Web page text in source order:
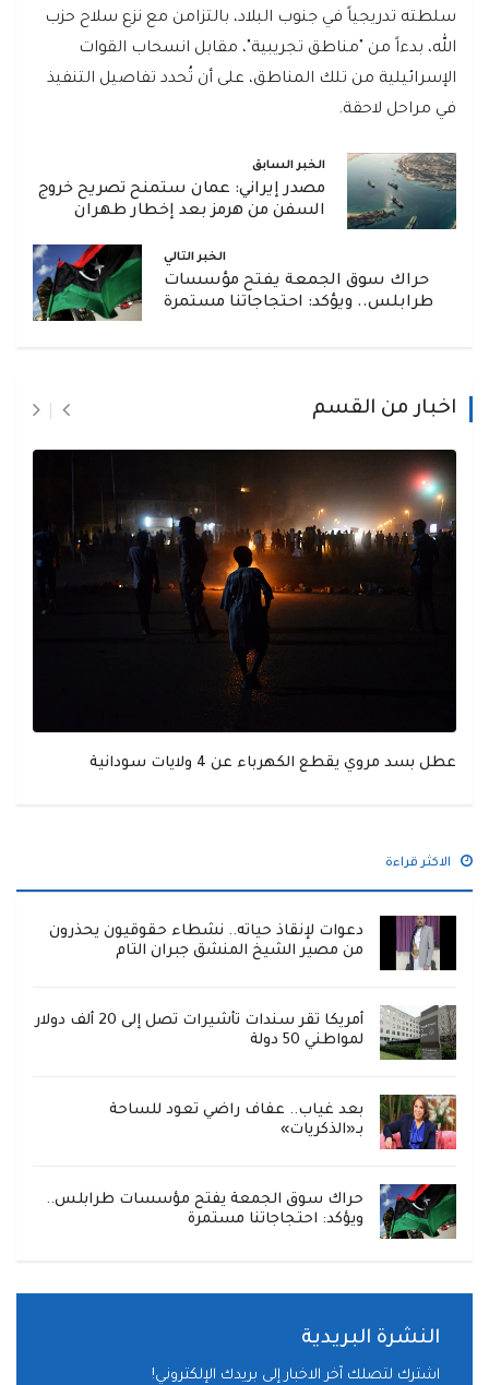
سلطته تدريجياً في جنوب البلاد، بالتزامن مع نزع سلاح حزب
الله، بدءاً من "مناطق تجريبية"، مقابل انسحاب القوات
الإسرائيلية من تلك المناطق، على أن تُحدد تفاصيل التنفيذ
في مراحل لاحقة.
الخبر السابق
مصدر إيراني: عمان ستمنح تصريح خروج
السفن من هرمز بعد إخطار طهران
الخبر التالي
حراك سوق الجمعة يفتح مؤسسات
طرابلس.. ويؤكد: احتجاجاتنا مستمرة
اخبار من القسم
عطل بسد مروي يقطع الكهرباء عن 4 ولايات سودانية
الاكثر قراءة
دعوات لإنقاذ حياته.. نشطاء حقوقيون يحذرون
من مصير الشيخ المنشق جبران التام
أمريكا تقر سندات تأشيرات تصل إلى 20 ألف دولار
لمواطني 50 دولة
بعد غياب.. عفاف راضي تعود للساحة
بـ«الذكريات»
حراك سوق الجمعة يفتح مؤسسات طرابلس..
ويؤكد: احتجاجاتنا مستمرة
النشرة البريدية
اشترك لتصلك آخر الاخبار إلى بريدك الإلكتروني!